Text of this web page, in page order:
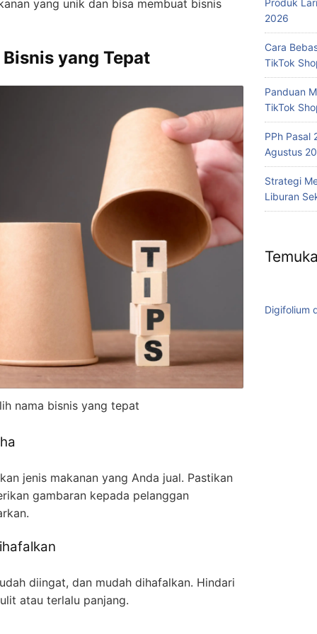
yang unik dan bisa membuat bisnis
yang Tepat
nama bisnis yang tepat
jenis makanan yang Anda jual. Pastikan
gambaran kepada pelanggan
diingat, dan mudah dihafalkan. Hindari
atau terlalu panjang.
2026
Cara
TikTok
Panduan
TikTok
PPh Pasal
Agustus
Strategi
Liburan
Digifolium